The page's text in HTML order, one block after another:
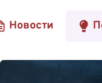
Новости